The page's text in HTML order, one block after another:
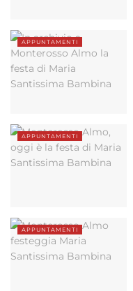
APPUNTAMENTI
APPUNTAMENTI
APPUNTAMENTI